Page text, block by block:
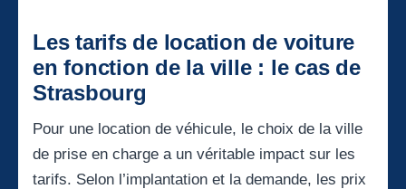
Les tarifs de location de voiture
en fonction de la ville : le cas de
Strasbourg
Pour une location de véhicule, le choix de la ville
de prise en charge a un véritable impact sur les
tarifs. Selon l’implantation et la demande, les prix